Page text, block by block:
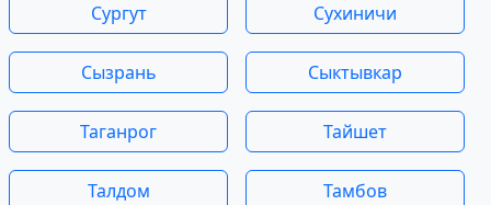
Сургут Сухиничи
Сызрань Сыктывкар
Таганрог Тайшет
Талдом Тамбов